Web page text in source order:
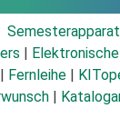
Fernleihe